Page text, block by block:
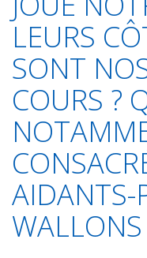
LEURS
SONT
COURS ?
AIDANTS-
WALLONS